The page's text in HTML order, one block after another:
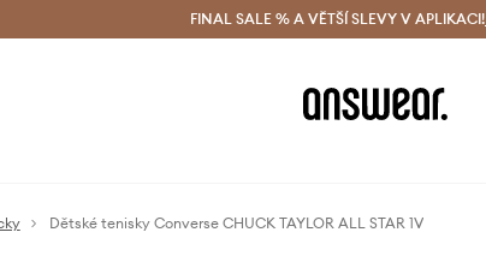
Doručení a vrácení zdarma (od 1800 Kč) Doručení i do 24 h
FINAL SALE % A VĚTŠÍ SLEVY V APLIKACI!
Dětské tenisky Converse CHUCK TAYLOR ALL STAR 1V